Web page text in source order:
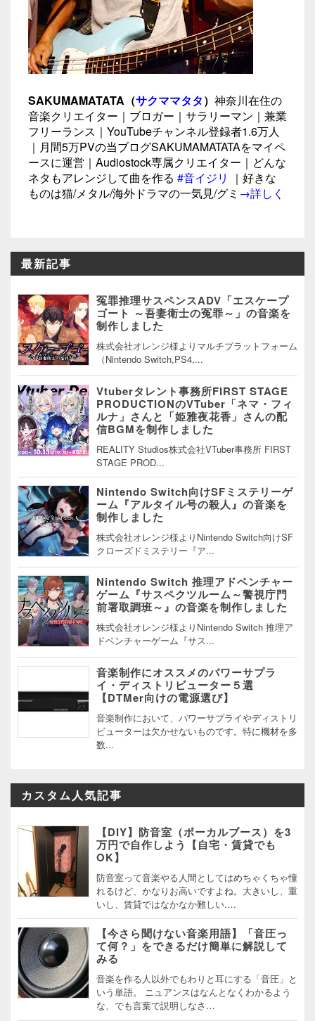
SAKUMAMATATA（サクママタタ） 神奈川在住の
音楽クリエイター｜ブロガー｜サラリーマン｜兼業
フリーランス｜YouTubeチャンネル登録者1.6万人
｜月間5万PVの当ブログSAKUMAMATATAをマイペ
ースに運営｜Audiostock専属クリエイター｜どんな
ネタもアレンジして曲を作る #音イジリ
｜好きな
ものは猫/メタル/海外ドラマの一気見/グミ →詳しく
最新記事
冤罪推理サスペンスADV「エスケープ
ゴート ～吾妻衛士の冤罪～」の音楽を
制作しました
株式会社オレンジ様よりマルチプラットフォーム
（Nintendo Switch,PS4,...
Vtuberタレント事務所FIRST STAGE
PRODUCTIONのVTuber「ネマ・フィ
ルナ」さんと「姫雅夜花香」さんの配
信BGMを制作しました
REALITY Studios株式会社VTuber事務所 FIRST
STAGE PROD...
Nintendo Switch向けSFミステリーゲ
ーム『アルタイル号の殺人』の音楽を
制作しました
株式会社オレンジ様よりNintendo Switch向けSF
クローズドミステリー『ア...
Nintendo Switch 推理アドベンチャー
ゲーム『サスペクツルーム～警視庁門
前署取調班～』の音楽を制作しました
株式会社オレンジ様よりNintendo Switch 推理ア
ドベンチャーゲーム『サス...
音楽制作にオススメのパワーサプラ
イ・ディストリビューター５選
【DTMer向けの電源選び】
音楽制作において、パワーサプライやディストリ
ビューターは欠かせないものです。特に機材を多
数...
カスタム人気記事
【DIY】防音室（ボーカルブース）を3
万円で自作しよう【自宅・賃貸でも
OK】
防音室って音楽やる人間としてはめちゃくちゃ憧
れるけど、かなりお高いですよね。大きいし、重
いし、賃貸ではなかなか難しい.…
【今さら聞けない音楽用語】「音圧っ
て何？」をできるだけ簡単に解説して
みる
音楽を作る人以外でもわりと耳にする「音圧」と
いう単語。 ニュアンスはなんとなくわかるよう
な、でも言葉で説明しなさ…